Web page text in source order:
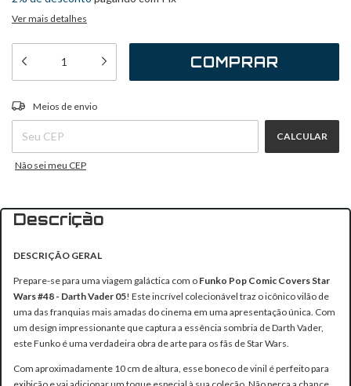
Ver mais detalhes
Entregas para o CEP:
Meios de envio
CALCULAR
Não sei meu CEP
Descrição
DESCRIÇÃO GERAL
Prepare-se para uma viagem galáctica com o Funko Pop Comic Covers Star
Wars #48 - Darth Vader 05! Este incrível colecionável traz o icônico vilão de
uma das franquias mais amadas do cinema em uma apresentação única. Com
um design impressionante que captura a essência sombria de Darth Vader,
este Funko é uma verdadeira obra de arte para os fãs de Star Wars.
Com aproximadamente 10 cm de altura, esse boneco de vinil é perfeito para
exibição e vai adicionar um toque especial à sua coleção. Não perca a chance